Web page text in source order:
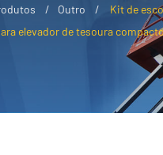
Outro
Kit de
elevador de tesoura